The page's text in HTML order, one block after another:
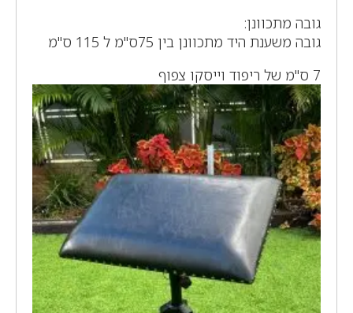
גובה מתכוונן:
גובה משענת היד מתכוונן בין 75ס"מ ל 115 ס"מ
7 ס"מ של ריפוד וייסקו צפוף